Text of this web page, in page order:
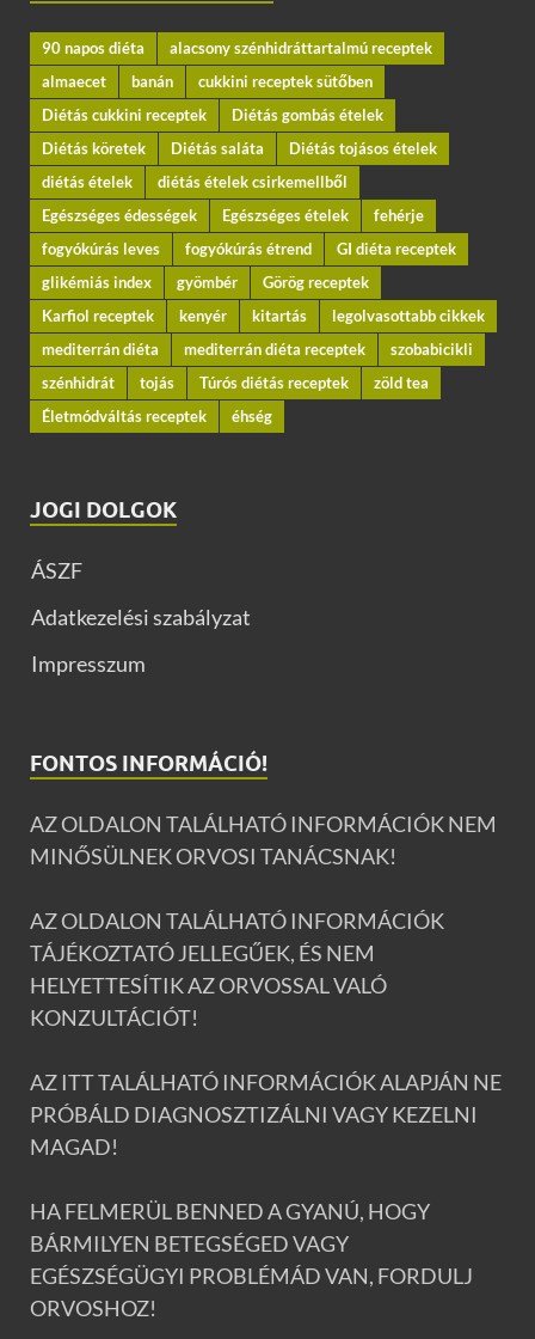
90 napos diéta
alacsony szénhidráttartalmú receptek
almaecet
banán
cukkini receptek sütőben
Diétás cukkini receptek
Diétás gombás ételek
Diétás köretek
Diétás saláta
Diétás tojásos ételek
diétás ételek
diétás ételek csirkemellből
Egészséges édességek
Egészséges ételek
fehérje
fogyókúrás leves
fogyókúrás étrend
GI diéta receptek
glikémiás index
gyömbér
Görög receptek
Karfiol receptek
kenyér kitartás
legolvasottabb cikkek
mediterrán diéta
mediterrán diéta receptek
szobabicikli
szénhidrát
tojás Túrós diétás receptek
zöld tea
Életmódváltás receptek
éhség
JOGI DOLGOK
ÁSZF
Adatkezelési szabályzat
Impresszum
FONTOS INFORMÁCIÓ!
AZ OLDALON TALÁLHATÓ INFORMÁCIÓK NEM
MINŐSÜLNEK ORVOSI TANÁCSNAK!
AZ OLDALON TALÁLHATÓ INFORMÁCIÓK
TÁJÉKOZTATÓ JELLEGŰEK, ÉS NEM
HELYETTESÍTIK AZ ORVOSSAL VALÓ
KONZULTÁCIÓT!
AZ ITT TALÁLHATÓ INFORMÁCIÓK ALAPJÁN NE
PRÓBÁLD DIAGNOSZTIZÁLNI VAGY KEZELNI
MAGAD!
HA FELMERÜL BENNED A GYANÚ, HOGY
BÁRMILYEN BETEGSÉGED VAGY
EGÉSZSÉGÜGYI PROBLÉMÁD VAN, FORDULJ
ORVOSHOZ!